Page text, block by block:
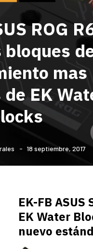
ROG
bloques
mas
EK
18 septiembre, 2017
EK-FB ASUS
EK Water
nuevo